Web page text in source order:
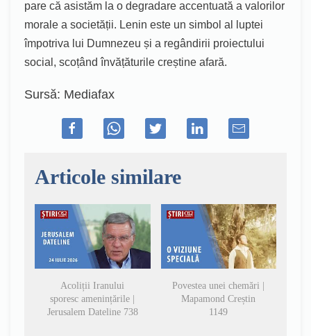
pare că asistăm la o degradare accentuată a valorilor
morale a societății. Lenin este un simbol al luptei
împotriva lui Dumnezeu și a regândirii proiectului
social, scoțând învățăturile creștine afară.
Sursă: Mediafax
Articole similare
Acoliții Iranului
sporesc amenințările |
Jerusalem Dateline 738
Povestea unei chemări |
Mapamond Creștin
1149